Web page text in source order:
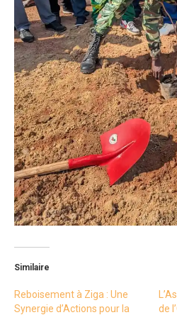
Similaire
Reboisement à Ziga : Une
Synergie d’Actions pour la
de